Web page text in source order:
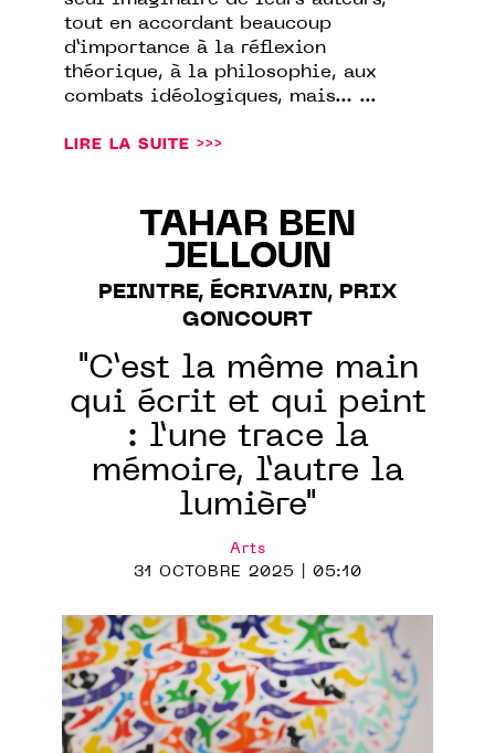
tout en accordant beaucoup
d’importance à la réflexion
théorique, à la philosophie, aux
combats idéologiques, mais… ...
LIRE LA SUITE >>>
TAHAR BEN
JELLOUN
PEINTRE, ÉCRIVAIN, PRIX
GONCOURT
"C’est la même main
qui écrit et qui peint
: l’une trace la
mémoire, l’autre la
lumière"
Arts
31 OCTOBRE 2025 | 05:10